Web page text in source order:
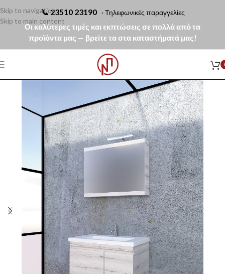
📞23510 23190 · Τηλεφωνικές παραγγελίες
Οι καλύτερες τιμές και εκπτώσεις σε πολλά από τα
προϊόντα μας — βρείτε τα στα καταστήματά μας!
Skip to navigation
Skip to main content